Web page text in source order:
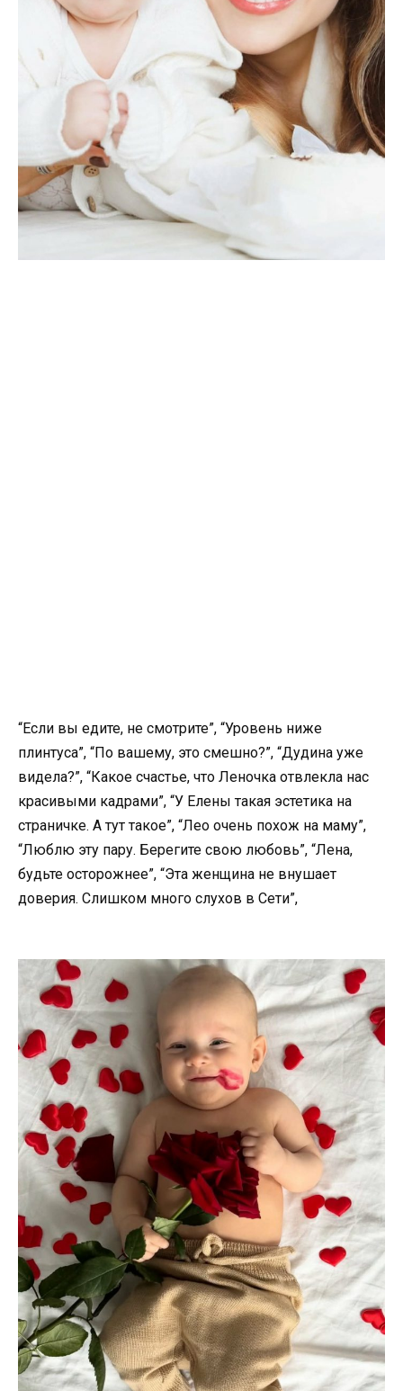
“Если вы едите, не смотрите”, “Уровень ниже
плинтуса”, “По вашему, это смешно?”, “Дудина уже
видела?”, “Какое счастье, что Леночка отвлекла нас
красивыми кадрами”, “У Елены такая эстетика на
страничке. А тут такое”, “Лео очень похож на маму”,
“Люблю эту пару. Берегите свою любовь”, “Лена,
будьте осторожнее”, “Эта женщина не внушает
доверия. Слишком много слухов в Сети”,